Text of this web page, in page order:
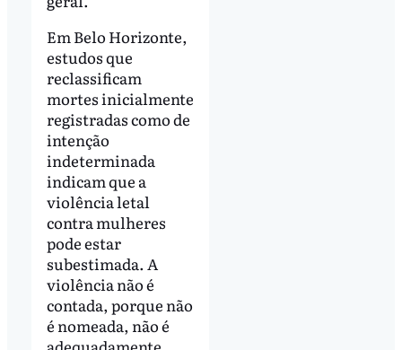
Em Belo Horizonte,
estudos que
reclassificam
mortes inicialmente
registradas como de
intenção
indeterminada
indicam que a
violência letal
contra mulheres
pode estar
subestimada. A
violência não é
contada, porque não
é nomeada, não é